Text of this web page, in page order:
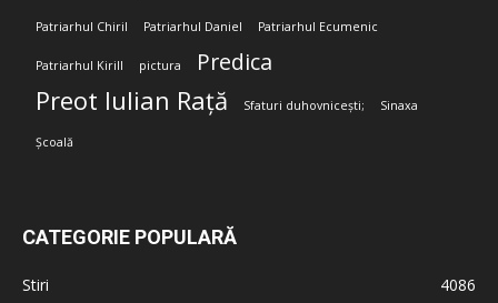
Patriarhul Chiril Patriarhul Daniel Patriarhul Ecumenic
Patriarhul Kirill pictura Predica
Preot Iulian Rață Sfaturi duhovnicești; Sinaxa
Școală
CATEGORIE POPULARĂ
Stiri
4086